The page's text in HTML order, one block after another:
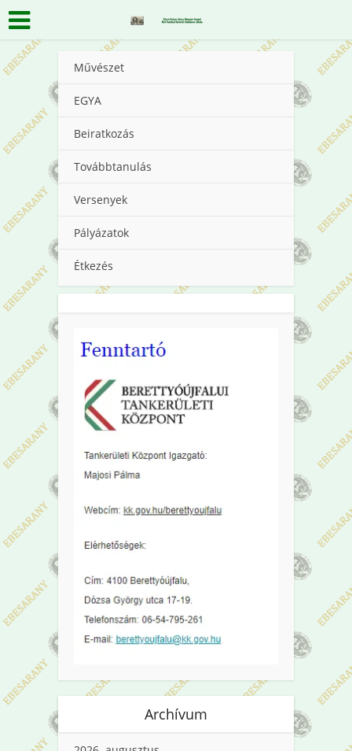
Művészet
EGYA
Beiratkozás
Továbbtanulás
Versenyek
Pályázatok
Étkezés
Archívum